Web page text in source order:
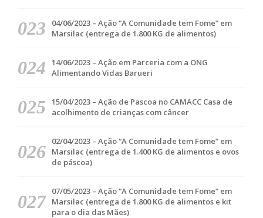
04/06/2023 – Ação “A Comunidade tem Fome” em
Marsilac (entrega de 1.800 KG de alimentos)
14/06/2023 – Ação em Parceria com a ONG
Alimentando Vidas Barueri
15/04/2023 – Ação de Pascoa no CAMACC Casa de
acolhimento de crianças com câncer
02/04/2023 – Ação “A Comunidade tem Fome” em
Marsilac (entrega de 1.400 KG de alimentos e ovos
de páscoa)
07/05/2023 – Ação “A Comunidade tem Fome” em
Marsilac (entrega de 1.800 KG de alimentos e kit
para o dia das Mães)